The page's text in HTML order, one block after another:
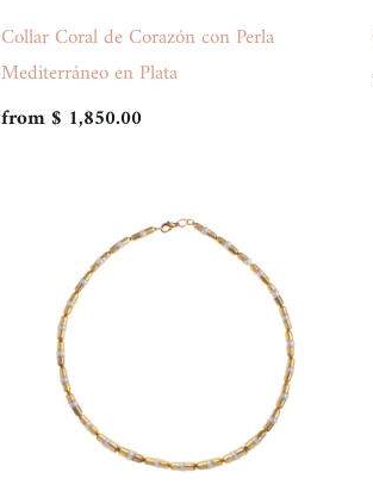
Collar Coral de Corazón con Perla
Mediterráneo en Plata
from $ 1,850.00